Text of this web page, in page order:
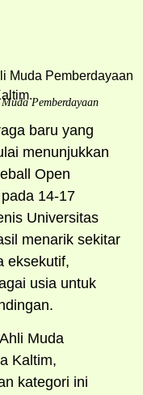
Pemberdayaan
baru yang
menunjukkan
Open
14-17
Universitas
menarik sekitar
eksekutif,
usia untuk
Muda
Kaltim,
kategori ini